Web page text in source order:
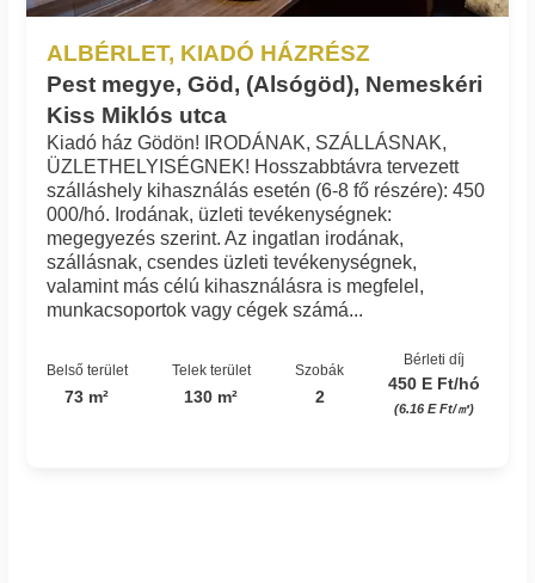
ALBÉRLET, KIADÓ HÁZRÉSZ
Pest megye, Göd, (Alsógöd), Nemeskéri
Kiss Miklós utca
Kiadó ház Gödön! IRODÁNAK, SZÁLLÁSNAK,
ÜZLETHELYISÉGNEK! Hosszabbtávra tervezett
szálláshely kihasználás esetén (6-8 fő részére): 450
000/hó. Irodának, üzleti tevékenységnek:
megegyezés szerint. Az ingatlan irodának,
szállásnak, csendes üzleti tevékenységnek,
valamint más célú kihasználásra is megfelel,
munkacsoportok vagy cégek számá...
Belső terület
73 m²
Telek terület
130 m²
Szobák
2
Bérleti díj
450 E Ft/hó
(6.16 E Ft/㎡)